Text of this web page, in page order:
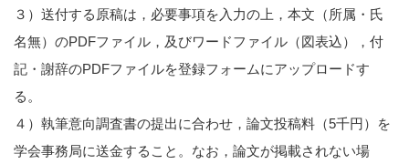
３）送付する原稿は，必要事項を入力の上，本文（所属・氏
名無）のPDFファイル，及びワードファイル（図表込），付
記・謝辞のPDFファイルを登録フォームにアップロードす
る。
４）執筆意向調査書の提出に合わせ，論文投稿料（5千円）を
学会事務局に送金すること。なお，論文が掲載されない場